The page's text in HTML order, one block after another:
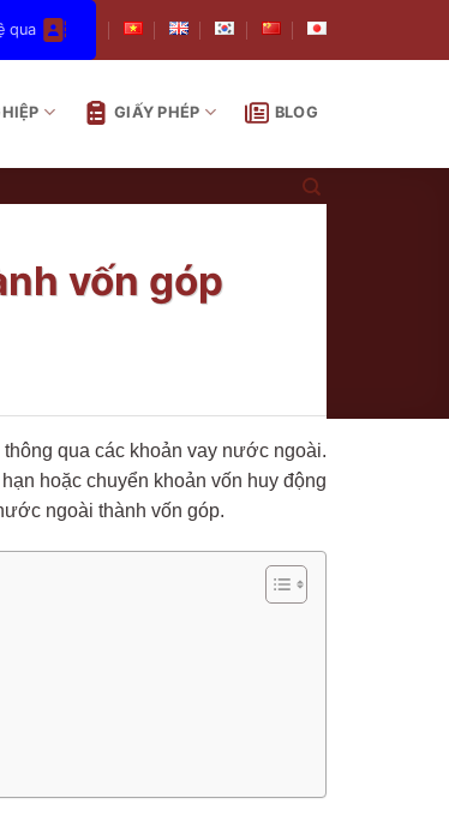
qua
GIẤY PHÉP BLOG
vốn góp
qua các khoản vay nước ngoài.
hoặc chuyển khoản vốn huy động
ngoài thành vốn góp.